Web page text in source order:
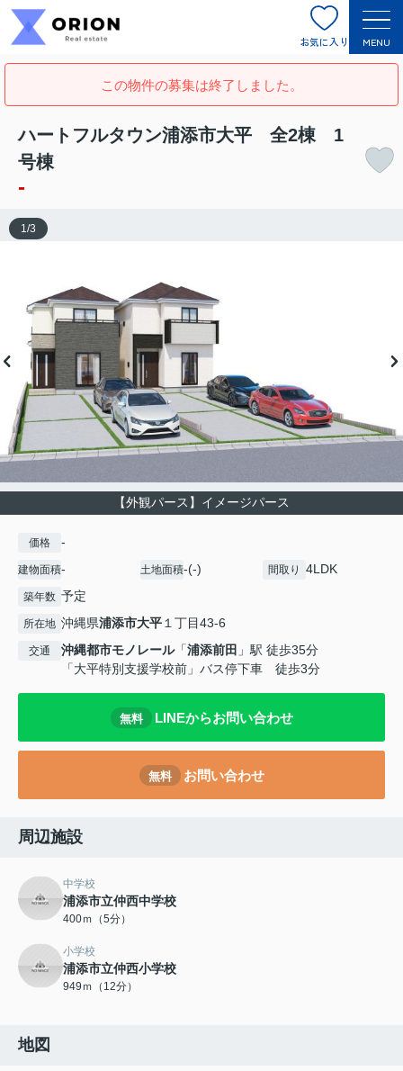
お気に入り MENU
この物件の募集は終了しました。
ハートフルタウン浦添市大平 全2棟 1
号棟
-
【外観パース】イメージパース
1 /3
価格 -
建物面積- 土地面積-(-) 間取り 4LDK
築年数 予定
所在地 沖縄県浦添市大平 １丁目43-6
交通 沖縄都市モノレール「浦添前田 」駅 徒歩35分
「大平特別支援学校前」バス停下車 徒歩3分
無料 LINEからお問い合わせ
無料 お問い合わせ
周辺施設
中学校
浦添市立仲西中学校
400ｍ（5分）
小学校
浦添市立仲西小学校
949ｍ（12分）
地図